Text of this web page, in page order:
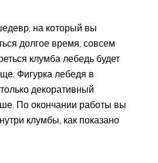
на который вы
долгое время, совсем
клумба лебедь будет
Фигурка лебедя в
декоративный
По окончании работы вы
клумбы, как показано